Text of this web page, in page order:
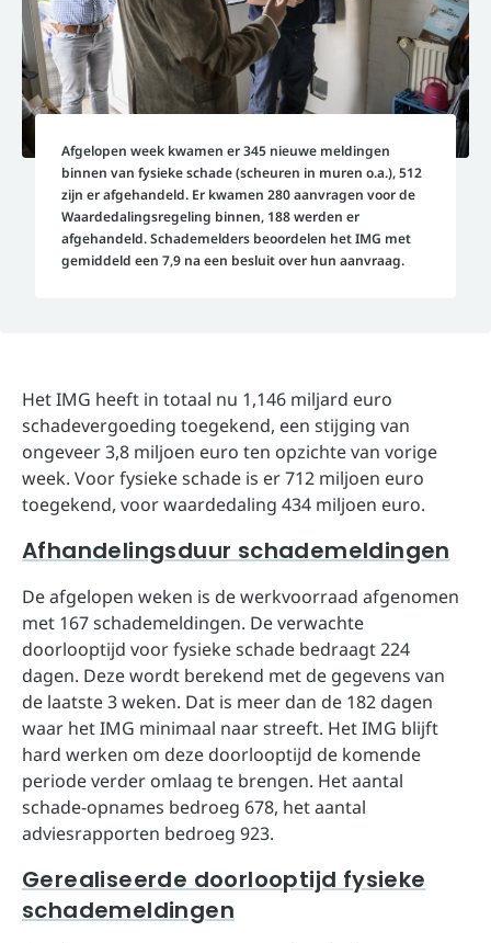
Afgelopen week kwamen er 345 nieuwe meldingen
binnen van fysieke schade (scheuren in muren o.a.), 512
zijn er afgehandeld. Er kwamen 280 aanvragen voor de
Waardedalingsregeling binnen, 188 werden er
afgehandeld. Schademelders beoordelen het IMG met
gemiddeld een 7,9 na een besluit over hun aanvraag.
Het IMG heeft in totaal nu 1,146 miljard euro
schadevergoeding toegekend, een stijging van
ongeveer 3,8 miljoen euro ten opzichte van vorige
week. Voor fysieke schade is er 712 miljoen euro
toegekend, voor waardedaling 434 miljoen euro.
Afhandelingsduur schademeldingen
De afgelopen weken is de werkvoorraad afgenomen
met 167 schademeldingen. De verwachte
doorlooptijd voor fysieke schade bedraagt 224
dagen. Deze wordt berekend met de gegevens van
de laatste 3 weken. Dat is meer dan de 182 dagen
waar het IMG minimaal naar streeft. Het IMG blijft
hard werken om deze doorlooptijd de komende
periode verder omlaag te brengen. Het aantal
schade-opnames bedroeg 678, het aantal
adviesrapporten bedroeg 923.
Gerealiseerde doorlooptijd fysieke
schademeldingen